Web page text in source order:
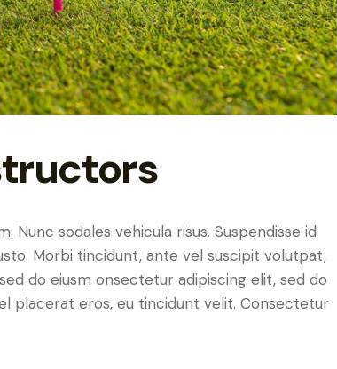
Nunc sodales vehicula risus. Suspendisse id
Morbi tincidunt, ante vel suscipit volutpat,
do eiusm onsectetur adipiscing elit, sed do
placerat eros, eu tincidunt velit. Consectetur